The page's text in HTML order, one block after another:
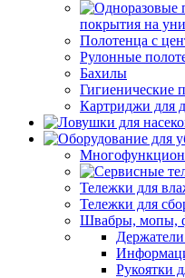
покрытия на
Полотенца с
Рулонные
Бахилы
Гигиенические
Картриджи для
Тележки для
Тележки для
Швабры, мопы,
Рукоятки